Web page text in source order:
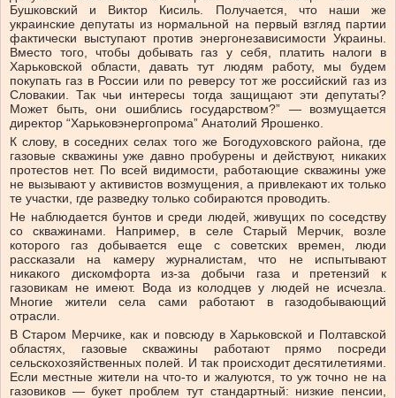
Бушковский и Виктор Кисиль. Получается, что наши же
украинские депутаты из нормальной на первый взгляд партии
фактически выступают против энергонезависимости Украины.
Вместо того, чтобы добывать газ у себя, платить налоги в
Харьковской области, давать тут людям работу, мы будем
покупать газ в России или по реверсу тот же российский газ из
Словакии. Так чьи интересы тогда защищают эти депутаты?
Может быть, они ошиблись государством?” — возмущается
директор “Харьковэнергопрома” Анатолий Ярошенко.
К слову, в соседних селах того же Богодуховского района, где
газовые скважины уже давно пробурены и действуют, никаких
протестов нет. По всей видимости, работающие скважины уже
не вызывают у активистов возмущения, а привлекают их только
те участки, где разведку только собираются проводить.
Не наблюдается бунтов и среди людей, живущих по соседству
со скважинами. Например, в селе Старый Мерчик, возле
которого газ добывается еще с советских времен, люди
рассказали на камеру журналистам, что не испытывают
никакого дискомфорта из-за добычи газа и претензий к
газовикам не имеют. Вода из колодцев у людей не исчезла.
Многие жители села сами работают в газодобывающий
отрасли.
В Старом Мерчике, как и повсюду в Харьковской и Полтавской
областях, газовые скважины работают прямо посреди
сельскохозяйственных полей. И так происходит десятилетиями.
Если местные жители на что-то и жалуются, то уж точно не на
газовиков — букет проблем тут стандартный: низкие пенсии,